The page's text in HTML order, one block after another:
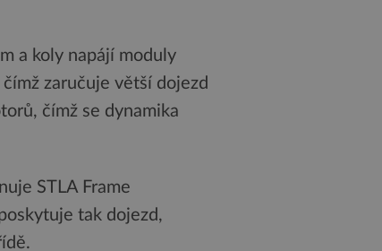
a koly napájí moduly
zaručuje větší dojezd
čímž se dynamika
STLA Frame
tak dojezd,